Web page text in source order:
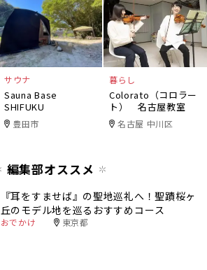
サウナ
Sauna Base
SHIFUKU
豊田市
暮らし
Colorato（コロラー
ト） 名古屋教室
名古屋 中川区
編集部オススメ
『耳をすませば』の聖地巡礼へ！聖蹟桜ヶ
丘のモデル地を巡るおすすめコース
おでかけ 東京都